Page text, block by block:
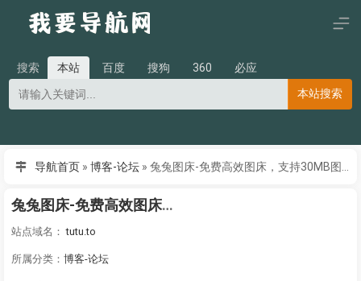
搜索 本站 百度 搜狗 360
必应
本站搜索
导航首页 » 博客-论坛 »
兔兔图床-免费高效图床，支持30MB图片上传-TUTU.TO
站点域名：tutu.to
所属分类： 博客-论坛